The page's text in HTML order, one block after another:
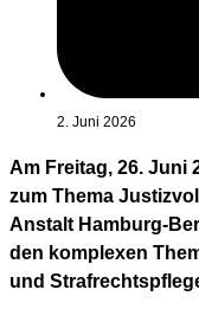
2. Juni 2026
Am Freitag, 26. Juni
zum Thema
Anstalt Hamburg-
den komplexen
und